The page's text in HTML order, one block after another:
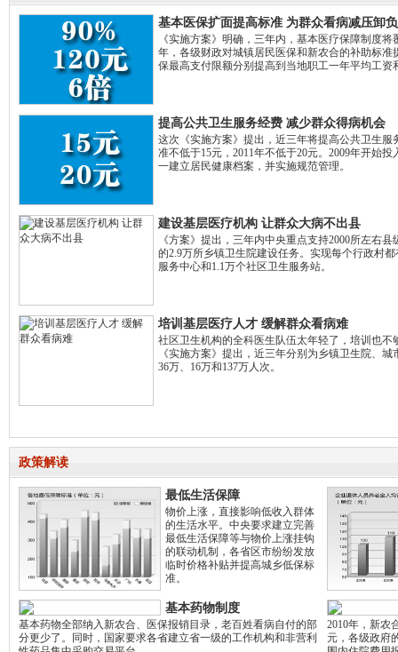
基本医保扩面提高标准 为群众看病减压卸负
《实施方案》明确，三年内，基本医疗保障制度
年，各级财政对城镇居民医保和新农合的补助标
保最高支付限额分别提高到当地职工一年平均工资
提高公共卫生服务经费 减少群众得病机会
这次《实施方案》提出，近三年将提高公共卫生
准不低于15元，2011年不低于20元。2009年开始
一建立居民健康档案，并实施规范管理。
建设基层医疗机构 让群众大病不出县
《方案》提出，三年内中央重点支持2000所左右
的2.9万所乡镇卫生院建设任务。实现每个行政村
服务中心和1.1万个社区卫生服务站。
培训基层医疗人才 缓解群众看病难
社区卫生机构的全科医生队伍太年轻了，培训也
《实施方案》提出，近三年分别为乡镇卫生院、
36万、16万和137万人次。
政策解读
最低生活保障
物价上涨，直接影响低收入群体
的生活水平。中央要求建立完善
最低生活保障等与物价上涨挂钩
的联动机制，各省区市纷纷发放
临时价格补贴并提高城乡低保标
准。
基本药物制度
基本药物全部纳入新农合、医保报销目录，老百姓看病自付的部
分更少了。同时，国家要求各省建立省一级的工作机构和非营利
2010年，新农
元，各级政府